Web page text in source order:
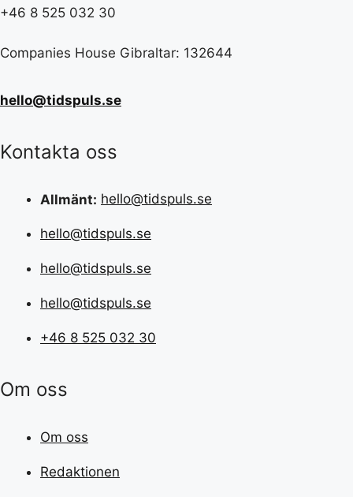
+46 8 525 032 30
Companies House Gibraltar: 132644
hello@tidspuls.se
Kontakta oss
Allmänt: hello@tidspuls.se
hello@tidspuls.se
hello@tidspuls.se
hello@tidspuls.se
+46 8 525 032 30
Om oss
Om oss
Redaktionen